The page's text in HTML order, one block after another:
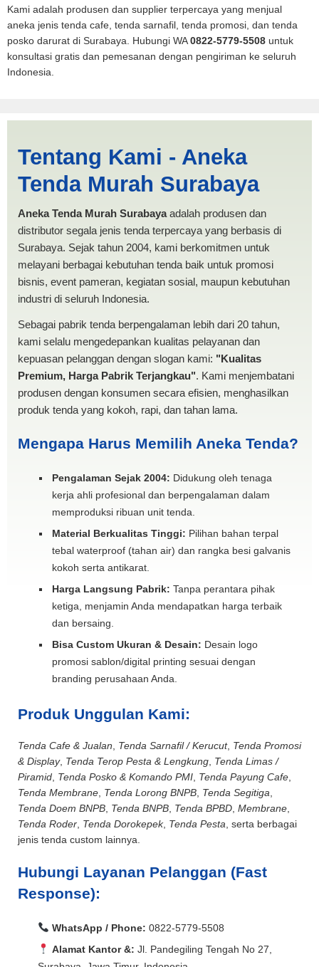
Kami adalah produsen dan supplier terpercaya yang menjual
aneka jenis tenda cafe, tenda sarnafil, tenda promosi, dan tenda
posko darurat di Surabaya. Hubungi WA0822-5779-5508 untuk
konsultasi gratis dan pemesanan dengan pengiriman ke seluruh
Indonesia.
PRODUKSI ANEKA TENDA
MURAH
Tentang Kami - Aneka
Tenda Murah Surabaya
Aneka Tenda Murah Surabayaadalah produsen dan
distributor segala jenis tenda terpercaya yang berbasis di
Surabaya. Sejak tahun 2004, kami berkomitmen untuk
melayani berbagai kebutuhan tenda baik untuk promosi
bisnis, event pameran, kegiatan sosial, maupun kebutuhan
industri di seluruh Indonesia.
Sebagai pabrik tenda berpengalaman lebih dari 20 tahun,
kami selalu mengedepankan kualitas pelayanan dan
kepuasan pelanggan dengan slogan kami: "Kualitas
Premium, Harga Pabrik Terjangkau". Kami menjembatani
produsen dengan konsumen secara efisien, menghasilkan
produk tenda yang kokoh, rapi, dan tahan lama.
Mengapa Harus Memilih Aneka Tenda?
Pengalaman Sejak 2004: Didukung oleh tenaga
kerja ahli profesional dan berpengalaman dalam
memproduksi ribuan unit tenda.
Material Berkualitas Tinggi: Pilihan bahan terpal
tebal waterproof (tahan air) dan rangka besi galvanis
kokoh serta antikarat.
Harga Langsung Pabrik: Tanpa perantara pihak
ketiga, menjamin Anda mendapatkan harga terbaik
dan bersaing.
Bisa Custom Ukuran & Desain: Desain logo
promosi sablon/digital printing sesuai dengan
branding perusahaan Anda.
Produk Unggulan Kami:
Tenda Cafe & Jualan Tenda Sarnafil / Kerucut, Tenda Promosi
& Display, Tenda Terop Pesta & Lengkung Tenda Limas /
Piramid Tenda Posko & Komando PMI Tenda Payung Cafe
Tenda Membrane Tenda Lorong BNPB Tenda Segitiga
Tenda Doem BNPB Tenda BNPB Tenda BPBD Membrane
Tenda Roder Tenda Dorokepek, Tenda Pesta , serta berbagai
jenis tenda custom lainnya.
Hubungi Layanan Pelanggan (Fast
Response):
WhatsApp / Phone: 0822-5779-5508
Alamat Kantor &: Jl. Pandegiling Tengah No 27,